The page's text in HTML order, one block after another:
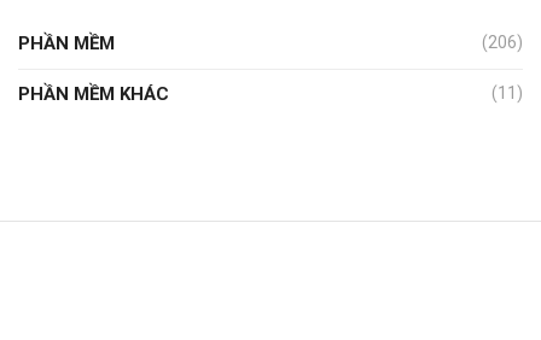
PHẦN MỀM (206)
PHẦN MỀM KHÁC (11)